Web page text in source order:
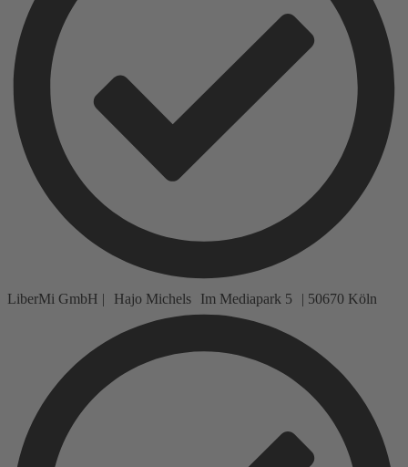
LiberMi GmbH | Hajo Michels Im Mediapark 5 | 50670 Köln